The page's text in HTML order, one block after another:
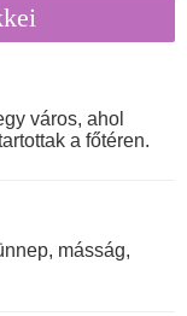
város, ahol
a főtéren.
másság,